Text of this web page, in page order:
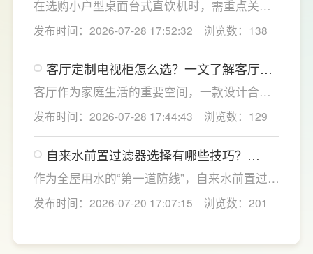
在选购小户型桌面台式直饮机时，需重点关注
过滤能力、节水性能、智能体验与安全配置，
更能适配小户型高频日常使用。首先优先选择
高精度过滤系统，搭载成熟反渗透技术的设
备，能够深度净化水质，有效滤除水中重金
属、残留杂质与有害微生物，从源头保障饮水
发布时间：2026-07-28 17:52:32 浏览数：138
客厅定制电视柜怎么选？一文了解客厅定
制电视柜的尺寸布局设计
客厅作为家庭生活的重要空间，一款设计合理
的客厅定制电视柜不仅能够提升家居颜值，更
能让日常收纳和使用更加便捷。LESSO领尚深
耕整家定制领域，围绕不同户型和家庭需求，
提供客厅定制电视柜及一站式整家解决方案，
从设计、选材到功能规划进行科学布局，兼顾
有品质的理想家居生活。
发布时间：2026-07-28 17:44:43 浏览数：129
自来水前置过滤器选择有哪些技巧？
LESSO领尚提供一站式净水方案
作为全屋用水的“第一道防线”，自来水前置过滤
器能够有效拦截自来水中的泥沙、铁锈、红虫
等大颗粒杂质，不仅能提升日常用水的洁净
度，还能为后端净水设备及涉水家电提供保
护。LESSO领尚前置过滤器 LS801Q（升级
发布时间：2026-07-20 17:07:15 浏览数：201